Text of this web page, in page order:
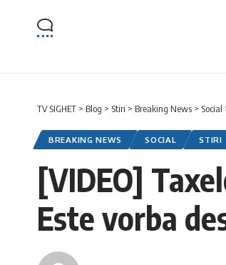
TV SIGHET > Blog > Stiri > Breaking News > Social
BREAKING NEWS SOCIAL STIRI
[VIDEO]
Este vorba